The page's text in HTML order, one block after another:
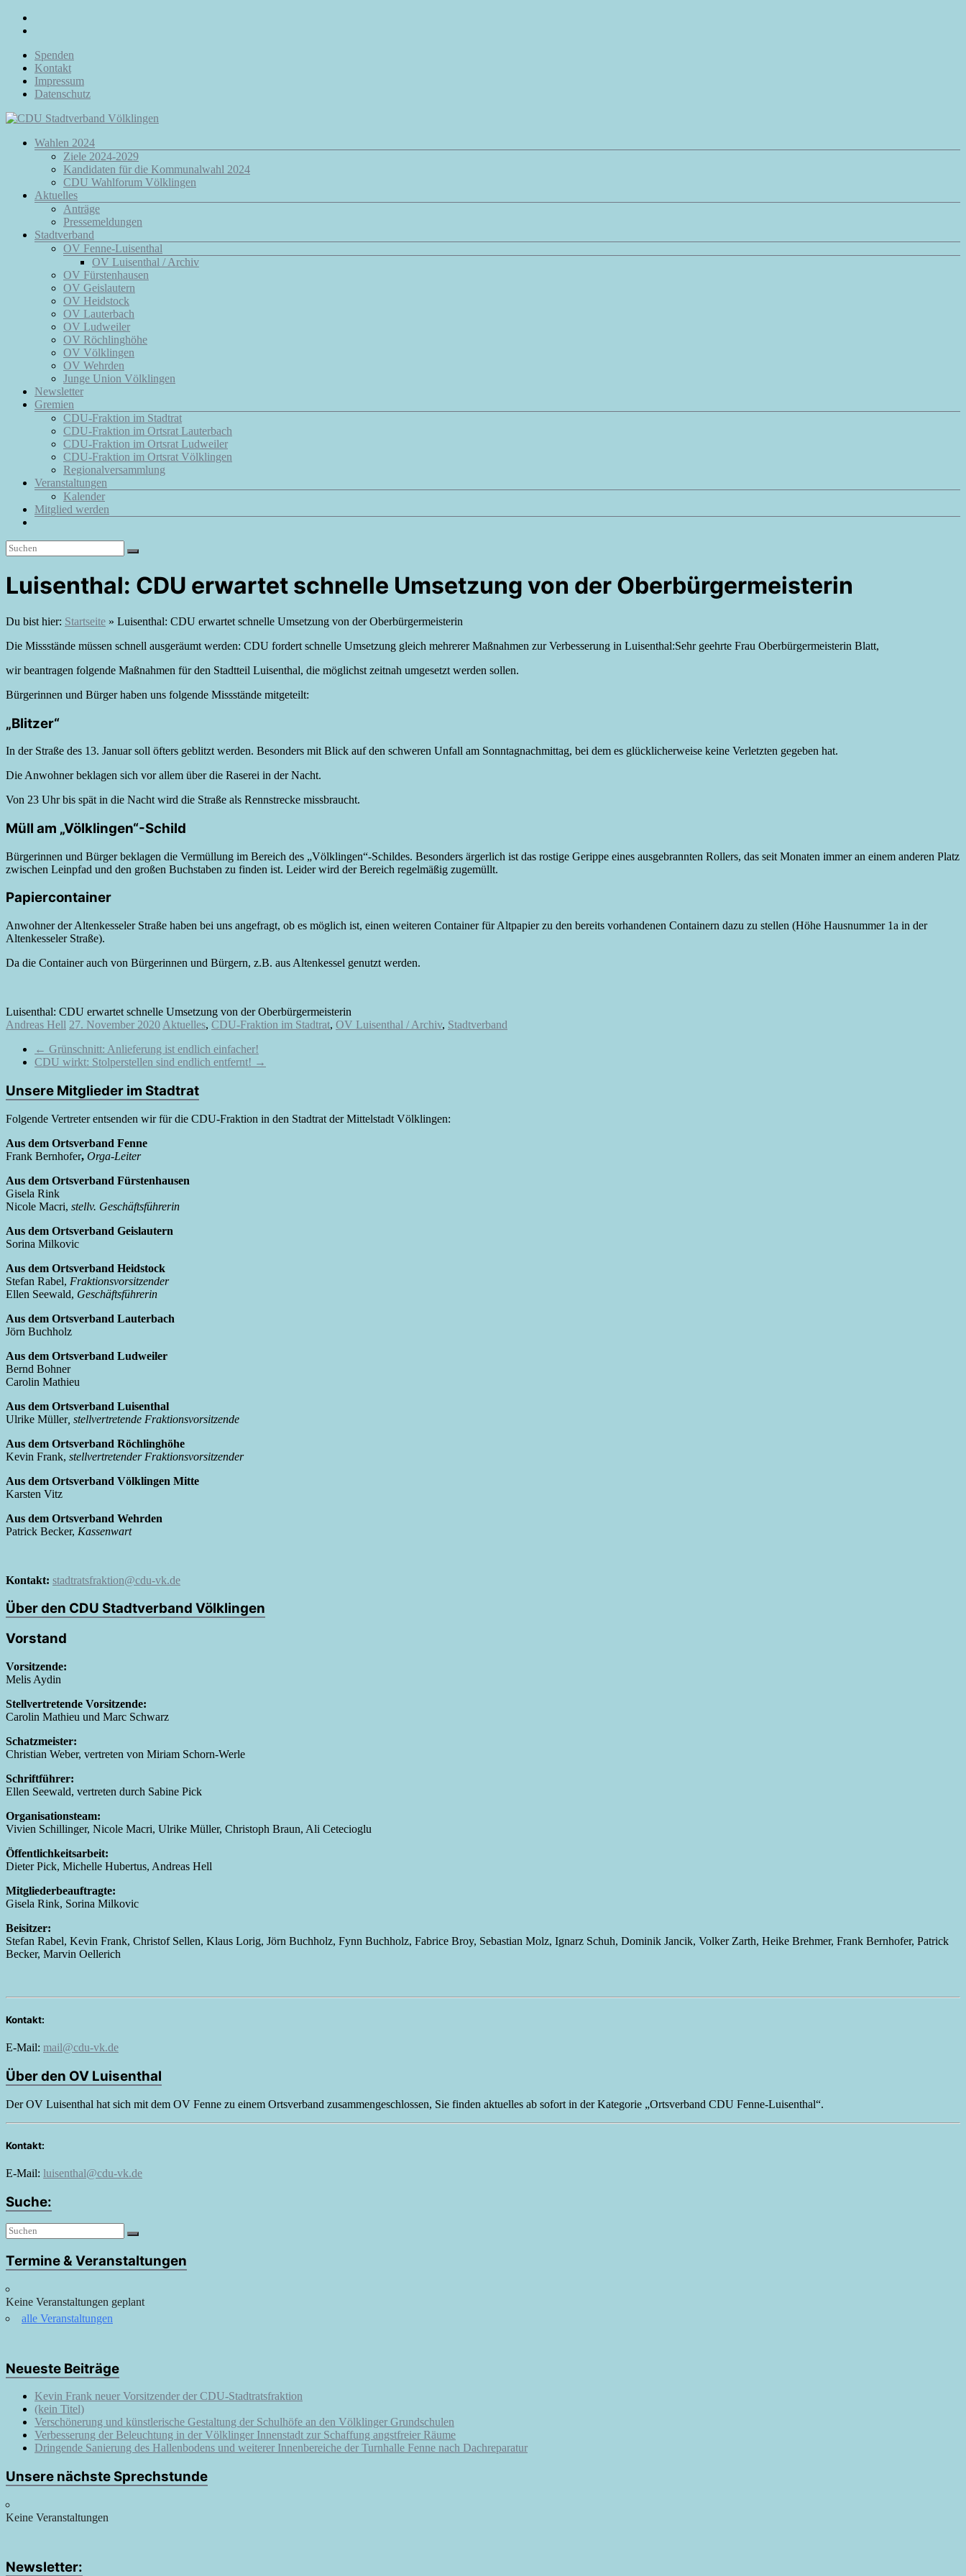
Zum
Inhalt
Spenden
Kontakt
Impressum
Datenschutz
CDU
Stadtverband
Völklingen
Euch.
Menü
Wahlen 2024
Ziele 2024-2029
Kandidaten für die Kommunalwahl 2024
CDU Wahlforum Völklingen
Aktuelles
Anträge
Pressemeldungen
Stadtverband
OV Fenne-Luisenthal
OV Luisenthal / Archiv
OV Fürstenhausen
OV Geislautern
OV Heidstock
OV Lauterbach
OV Ludweiler
OV Röchlinghöhe
OV Völklingen
OV Wehrden
Junge Union Völklingen
Newsletter
Gremien
CDU-Fraktion im Stadtrat
CDU-Fraktion im Ortsrat Lauterbach
CDU-Fraktion im Ortsrat Ludweiler
CDU-Fraktion im Ortsrat Völklingen
Regionalversammlung
Veranstaltungen
Kalender
Mitglied werden
Luisenthal: CDU erwartet schnelle Umsetzung von der Oberbürgermeisterin
Du bist hier: Startseite » Luisenthal: CDU erwartet schnelle Umsetzung von der Oberbürgermeisterin
Die Missstände müssen schnell ausgeräumt werden: CDU fordert schnelle Umsetzung gleich mehrerer Maßnahmen zur Verbesserung in Luisenthal:Sehr geehrte Frau Oberbürgermeisterin Blatt,
wir beantragen folgende Maßnahmen für den Stadtteil Luisenthal, die möglichst zeitnah umgesetzt werden sollen.
Bürgerinnen und Bürger haben uns folgende Missstände mitgeteilt:
„Blitzer“
In der Straße des 13. Januar soll öfters geblitzt werden. Besonders mit Blick auf den schweren Unfall am Sonntagnachmittag, bei dem es glücklicherweise keine Verletzten gegeben hat.
Die Anwohner beklagen sich vor allem über die Raserei in der Nacht.
Von 23 Uhr bis spät in die Nacht wird die Straße als Rennstrecke missbraucht.
Müll am „Völklingen“-Schild
Bürgerinnen und Bürger beklagen die Vermüllung im Bereich des „Völklingen“-Schildes. Besonders ärgerlich ist das rostige Gerippe eines ausgebrannten Rollers, das seit Monaten immer an einem anderen Platz
zwischen Leinpfad und den großen Buchstaben zu finden ist. Leider wird der Bereich regelmäßig zugemüllt.
Papiercontainer
Anwohner der Altenkesseler Straße haben bei uns angefragt, ob es möglich ist, einen weiteren Container für Altpapier zu den bereits vorhandenen Containern dazu zu stellen (Höhe Hausnummer 1a in der
Altenkesseler Straße).
Da die Container auch von Bürgerinnen und Bürgern, z.B. aus Altenkessel genutzt werden.
Luisenthal: CDU erwartet schnelle Umsetzung von der Oberbürgermeisterin
Andreas Hell 27. November 2020 Aktuelles, CDU-Fraktion im Stadtrat, OV Luisenthal / Archiv, Stadtverband
← Grünschnitt: Anlieferung ist endlich einfacher!
CDU wirkt: Stolperstellen sind endlich entfernt! →
Unsere Mitglieder im Stadtrat
Folgende Vertreter entsenden wir für die CDU-Fraktion in den Stadtrat der Mittelstadt Völklingen:
Aus dem Ortsverband Fenne
Frank Bernhofer, Orga-Leiter
Aus dem Ortsverband Fürstenhausen
Gisela Rink
Nicole Macri, stellv. Geschäftsführerin
Aus dem Ortsverband Geislautern
Sorina Milkovic
Aus dem Ortsverband Heidstock
Stefan Rabel, Fraktionsvorsitzender
Ellen Seewald, Geschäftsführerin
Aus dem Ortsverband Lauterbach
Jörn Buchholz
Aus dem Ortsverband Ludweiler
Bernd Bohner
Carolin Mathieu
Aus dem Ortsverband Luisenthal
Ulrike Müller, stellvertretende Fraktionsvorsitzende
Aus dem Ortsverband Röchlinghöhe
Kevin Frank, stellvertretender Fraktionsvorsitzender
Aus dem Ortsverband Völklingen Mitte
Karsten Vitz
Aus dem Ortsverband Wehrden
Patrick Becker, Kassenwart
Kontakt: stadtratsfraktion@cdu-vk.de
Über den CDU Stadtverband Völklingen
Vorstand
Vorsitzende:
Melis Aydin
Stellvertretende Vorsitzende:
Carolin Mathieu und Marc Schwarz
Schatzmeister:
Christian Weber, vertreten von Miriam Schorn-Werle
Schriftführer:
Ellen Seewald, vertreten durch Sabine Pick
Organisationsteam:
Vivien Schillinger, Nicole Macri, Ulrike Müller, Christoph Braun, Ali Cetecioglu
Öffentlichkeitsarbeit:
Dieter Pick, Michelle Hubertus, Andreas Hell
Mitgliederbeauftragte:
Gisela Rink, Sorina Milkovic
Beisitzer:
Stefan Rabel, Kevin Frank, Christof Sellen, Klaus Lorig, Jörn Buchholz, Fynn Buchholz, Fabrice Broy, Sebastian Molz, Ignarz Schuh, Dominik Jancik, Volker Zarth, Heike Brehmer, Frank Bernhofer, Patrick
Becker, Marvin Oellerich
Kontakt:
E-Mail: mail@cdu-vk.de
Über den OV Luisenthal
Der OV Luisenthal hat sich mit dem OV Fenne zu einem Ortsverband zusammengeschlossen, Sie finden aktuelles ab sofort in der Kategorie „Ortsverband CDU Fenne-Luisenthal“.
Kontakt:
E-Mail: luisenthal@cdu-vk.de
Suche:
Termine & Veranstaltungen
Keine Veranstaltungen geplant
alle Veranstaltungen
Neueste Beiträge
Kevin Frank neuer Vorsitzender der CDU-Stadtratsfraktion
(kein Titel)
Verschönerung und künstlerische Gestaltung der Schulhöfe an den Völklinger Grundschulen
Verbesserung der Beleuchtung in der Völklinger Innenstadt zur Schaffung angstfreier Räume
Dringende Sanierung des Hallenbodens und weiterer Innenbereiche der Turnhalle Fenne nach Dachreparatur
Unsere nächste Sprechstunde
Keine Veranstaltungen
Newsletter: